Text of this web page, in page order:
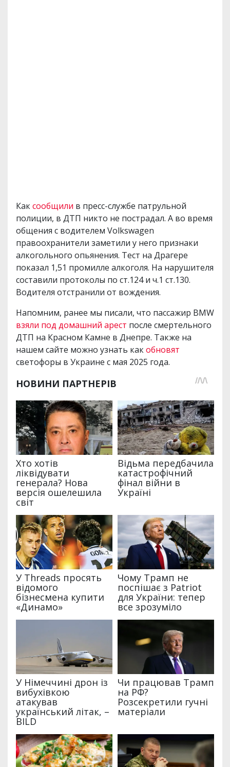
Каксообщили в пресс-службе патрульной
полиции, в ДТП никто не пострадал. А во время
общения с водителем Volkswagen
правоохранители заметили у него признаки
алкогольного опьянения. Тест на Драгере
показал 1,51 промилле алкоголя. На нарушителя
составили протоколы по ст.124 и ч.1 ст.130.
Водителя отстранили от вождения.
Напомним, ранее мы писали, что пассажир BMW
взяли под домашний арест после смертельного
ДТП на Красном Камне в Днепре. Также на
нашем сайте можно узнать какобновят
светофоры в Украине с мая 2025 года.